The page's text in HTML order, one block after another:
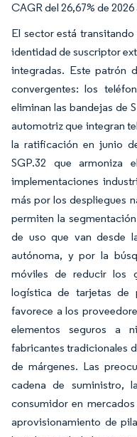
CAGR del 26,67% de 2026
El sector está
identidad de suscriptor
integradas. Este patrón
convergentes: los
eliminan las bandejas de
automotriz que integran
la ratificación en junio
SGP.32 que armoniza
implementaciones
más por los despliegues
permiten la
de uso que van desde
autónoma, y por la
móviles de reducir los
logística de tarjetas de
favorece a los
elementos seguros a
fabricantes tradicionales
de márgenes. Las
cadena de suministro,
consumidor en
aprovisionamiento de